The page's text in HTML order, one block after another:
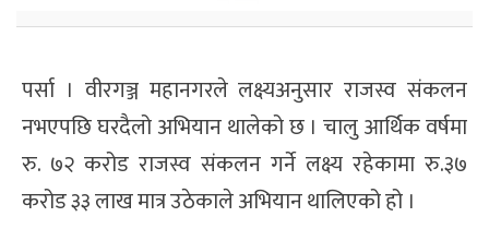
पर्सा । वीरगञ्ज महानगरले लक्ष्यअनुसार राजस्व संकलन
नभएपछि घरदैलो अभियान थालेको छ । चालु आर्थिक वर्षमा
रु. ७२ करोड राजस्व संकलन गर्ने लक्ष्य रहेकामा रु.३७
करोड ३३ लाख मात्र उठेकाले अभियान थालिएको हो ।